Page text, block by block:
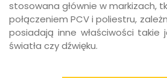
stosowana głównie w markizach,
połączeniem PCV i poliestru,
posiadają inne właściwości takie
światła czy dźwięku.